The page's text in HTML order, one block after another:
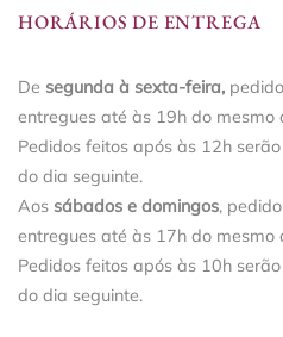
HORÁRIOS DE ENTREGA
De segunda à sexta-feira,
entregues até às 19h do mesmo
Pedidos feitos após às 12h
do dia seguinte.
Aos sábados e domingos,
entregues até às 17h do mesmo
Pedidos feitos após às 10h
do dia seguinte.